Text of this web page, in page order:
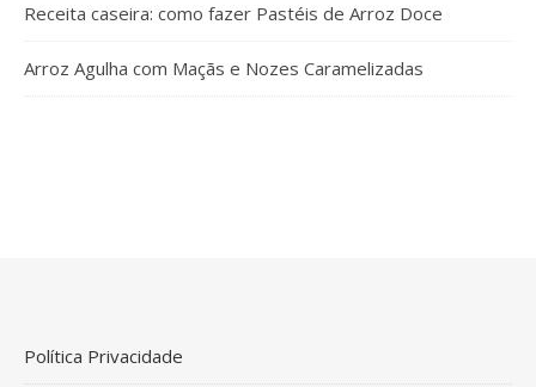
Receita caseira: como fazer Pastéis de Arroz Doce
Arroz Agulha com Maçãs e Nozes Caramelizadas
Política Privacidade